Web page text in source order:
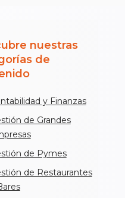
nuestras
de
y Finanzas
de Grandes
de Pymes
de Restaurantes